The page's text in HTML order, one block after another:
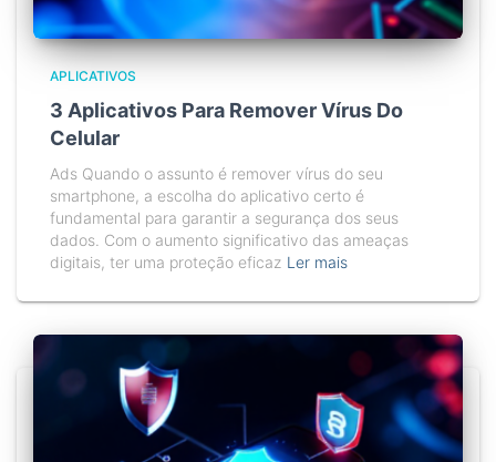
APLICATIVOS
3 Aplicativos Para Remover Vírus Do
Celular
Ads Quando o assunto é remover vírus do seu
smartphone, a escolha do aplicativo certo é
fundamental para garantir a segurança dos seus
dados. Com o aumento significativo das ameaças
digitais, ter uma proteção eficaz Ler mais